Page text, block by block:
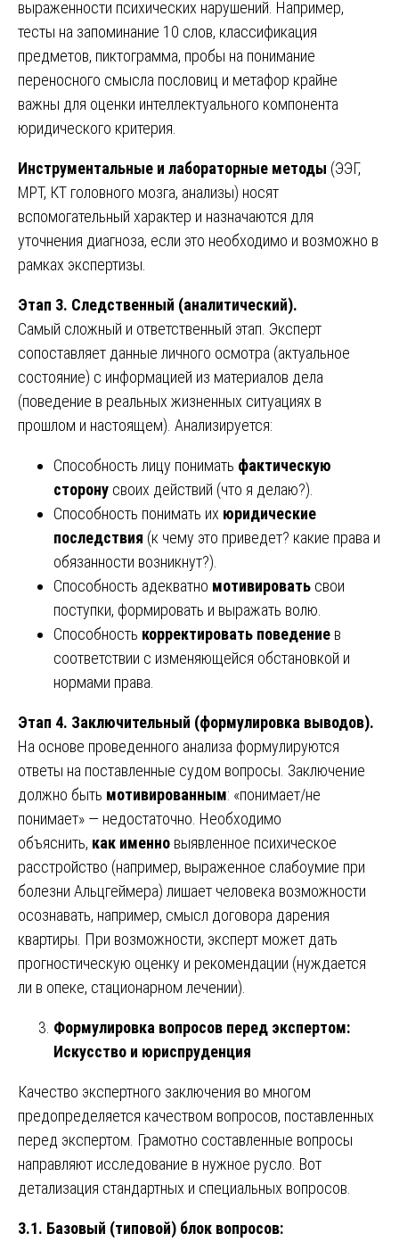
выраженности психических нарушений. Например,
тесты на запоминание 10 слов, классификация
предметов, пиктограмма, пробы на понимание
переносного смысла пословиц и метафор крайне
важны для оценки интеллектуального компонента
юридического критерия.
Инструментальные и лабораторные методы (ЭЭГ,
МРТ, КТ головного мозга, анализы) носят
вспомогательный характер и назначаются для
уточнения диагноза, если это необходимо и возможно в
рамках экспертизы.
Этап 3. Следственный (аналитический).
Самый сложный и ответственный этап. Эксперт
сопоставляет данные личного осмотра (актуальное
состояние) с информацией из материалов дела
(поведение в реальных жизненных ситуациях в
прошлом и настоящем). Анализируется:
Способность лицу понимать фактическую
сторону своих действий (что я делаю?).
Способность понимать их юридические
последствия (к чему это приведет? какие права и
обязанности возникнут?).
Способность адекватно мотивировать свои
поступки, формировать и выражать волю.
Способность корректировать поведение в
соответствии с изменяющейся обстановкой и
нормами права.
Этап 4. Заключительный (формулировка выводов).
На основе проведенного анализа формулируются
ответы на поставленные судом вопросы. Заключение
должно быть мотивированным: «понимает/не
понимает» — недостаточно. Необходимо
объяснить, как именно выявленное психическое
расстройство (например, выраженное слабоумие при
болезни Альцгеймера) лишает человека возможности
осознавать, например, смысл договора дарения
квартиры. При возможности, эксперт может дать
прогностическую оценку и рекомендации (нуждается
ли в опеке, стационарном лечении).
Формулировка вопросов перед экспертом:
Искусство и юриспруденция
Качество экспертного заключения во многом
предопределяется качеством вопросов, поставленных
перед экспертом. Грамотно составленные вопросы
направляют исследование в нужное русло. Вот
детализация стандартных и специальных вопросов.
3.1. Базовый (типовой) блок вопросов: